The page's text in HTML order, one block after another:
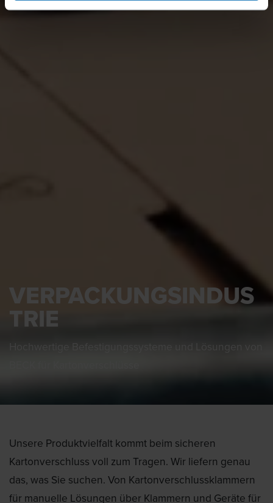
VERPACKUNGSINDUS
TRIE
Hochwertige Befestigungssysteme und Lösungen von
Unsere Produktvielfalt kommt beim sicheren
Kartonverschluss voll zum Tragen. Wir liefern genau
das, was Sie suchen. Von Kartonverschlussklammern
für manuelle Lösungen über Klammern und Geräte für